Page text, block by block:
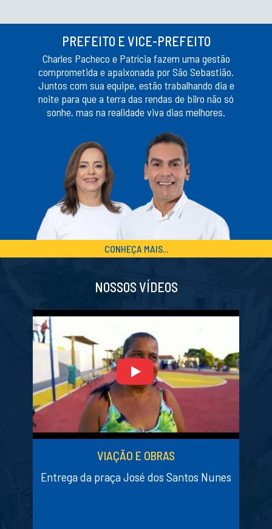
PREFEITO E VICE-PREFEITO
Charles Pacheco e Patrícia fazem uma gestão
comprometida e apaixonada por São Sebastião.
Juntos com sua equipe, estão trabalhando dia e
noite para que a terra das rendas de bilro não só
sonhe, mas na realidade viva dias melhores.
CONHEÇA MAIS...
NOSSOS VÍDEOS
VIAÇÃO E OBRAS
Entrega da praça José dos Santos Nunes